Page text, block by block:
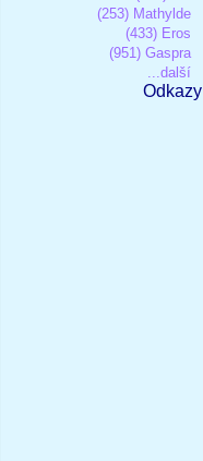
(253) Mathylde
(433) Eros
(951) Gaspra
...další
Odkazy